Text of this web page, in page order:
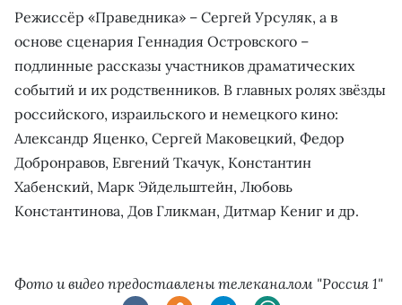
Режиссёр «Праведника» – Сергей Урсуляк, а в
основе сценария Геннадия Островского –
подлинные рассказы участников драматических
событий и их родственников. В главных ролях звёзды
российского, израильского и немецкого кино:
Александр Яценко, Сергей Маковецкий, Федор
Добронравов, Евгений Ткачук, Константин
Хабенский, Марк Эйдельштейн, Любовь
Константинова, Дов Гликман, Дитмар Кениг и др.
Фото и видео предоставлены телеканалом "Россия 1"